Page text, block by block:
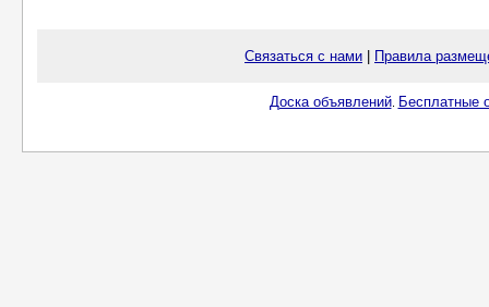
Связаться с нами Правила
Доска объявлений. Бесплатные